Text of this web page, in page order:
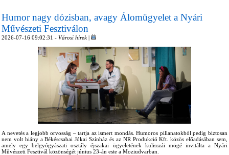
Humor nagy dózisban, avagy Álomügyelet a Nyári
Művészeti Fesztiválon
2026-07-16 09:02:31 - Városi hírek |
A nevetés a legjobb orvosság – tartja az ismert mondás. Humoros pillanatokból pedig biztosan
nem volt hiány a Békéscsabai Jókai Színház és az NR Produkció Kft. közös előadásában sem,
amely egy belgyógyászati osztály éjszakai ügyeletének kulisszái mögé invitálta a Nyári
Művészeti Fesztivál közönségét június 23-án este a Moziudvarban.